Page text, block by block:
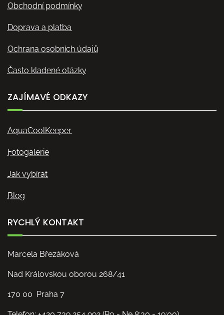
Obchodní podmínky
Doprava a platba
Ochrana osobních údajů
Často kladené otázky
ZAJÍMAVÉ ODKAZY
AquaCoolKeeper
Fotogalerie
Jak vybírat
Blog
RYCHLÝ KONTAKT
Marcela Březáková
Nad Královskou oborou 268/41
170 00 Praha 7